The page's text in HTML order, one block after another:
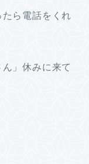
ら電話をくれ
」休みに来て